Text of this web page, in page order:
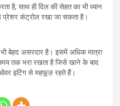
है, साथ ही दिल की सेहत का भी ध्यान
कंट्रोल रखा जा सकता है।
बेहद असरदार है। इसमें अधिक मात्रा
तक भरा रखता है जिसे खाने के बाद
इटिंग से महफूज़ रहते हैं।